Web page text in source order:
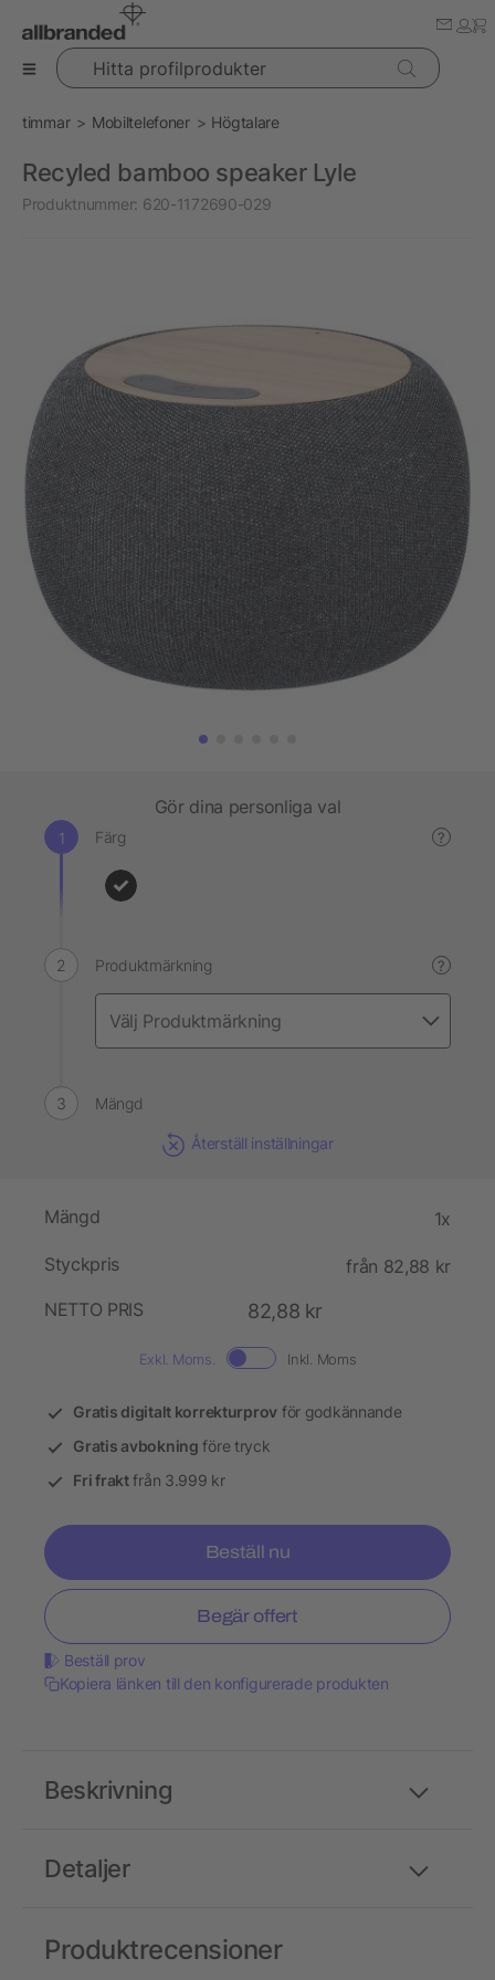
Hitta profilprodukter
timmar Mobiltelefoner Högtalare
Recyled bamboo speaker Lyle
Produktnummer: 620-1172690-029
Gör dina personliga val
Färg ?
Produktmärkning ?
Mängd
Återställ inställningar
Mängd 1x
Styckpris
från 82,88 kr
NETTO PRIS
82,88 kr
Exkl. Moms. Inkl. Moms
Gratis digitalt korrekturprov för godkännande
Gratis avbokning före tryck
Fri fraktfrån 3.999 kr
Beställ nu
Begär offert
Beställ prov
Kopiera länken till den konfigurerade produkten
Detaljer
Beskrivning
Produktrecensioner